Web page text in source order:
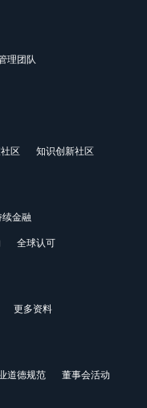
理团队
区 知识创新社区
续金融
全球认可
更多资料
道德规范 董事会活动